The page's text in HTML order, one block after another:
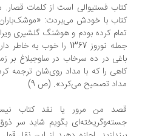
فستیوالی است از کلمات قصار. مقدمه
با خودش می‌بردت: «موشک‌باران
کرده بودم و هوشنگ گلشیری ویرایش
جمله نوروز 1367 را خوب به خاطر
در ده سرخاب در ساوجبلاغ بر زمین
را که با مداد روی‌شان ترجمه کرده
تصحیح می‌کرد». (ص 9)
من مرور یا نقد کتاب نیست.
بگویم شاید سر ذوق‌تان